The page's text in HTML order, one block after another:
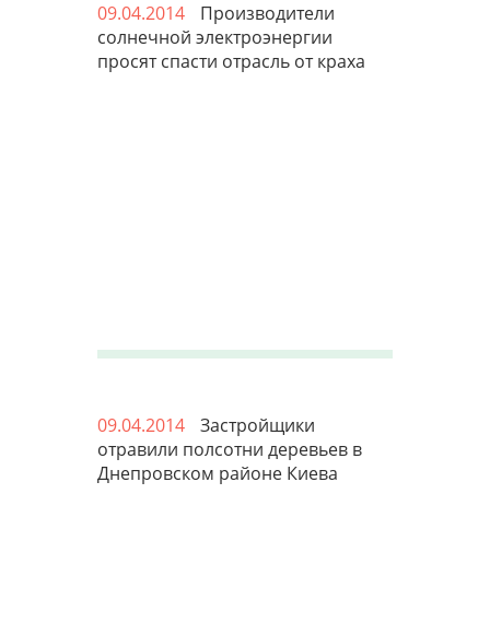
09.04.2014
Производители
солнечной электроэнергии
просят спасти отрасль от краха
09.04.2014
Застройщики
отравили полсотни деревьев в
Днепровском районе Киева